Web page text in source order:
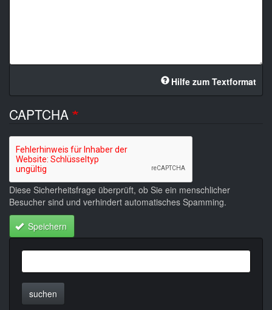
Hilfe zum Textformat
CAPTCHA
Diese Sicherheitsfrage überprüft, ob Sie ein menschlicher
Besucher sind und verhindert automatisches Spamming.
Speichern
suchen